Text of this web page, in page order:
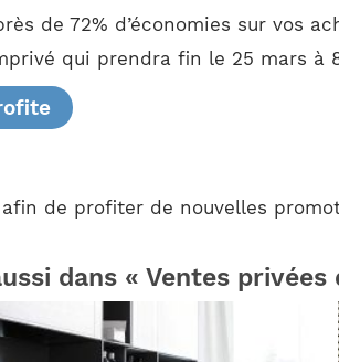
de 72% d’économies sur vos
qui prendra fin le 25 mars à
de profiter de nouvelles
dans « Ventes privées